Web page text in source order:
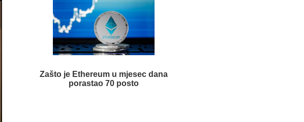
Zašto je Ethereum u mjesec dana
porastao 70 posto